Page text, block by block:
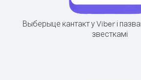
Выберыце кантакт у Viber і
звесткамі